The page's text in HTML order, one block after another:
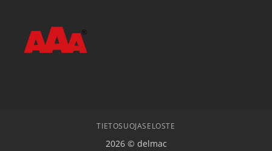
TIETOSUOJASELOSTE
2026 © delmac